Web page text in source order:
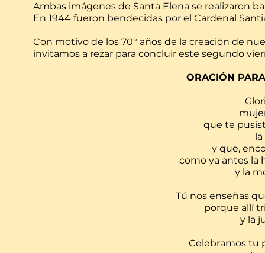
Ambas imágenes de Santa Elena se realizaron
En 1944 fueron bendecidas por el Cardenal
Con motivo de los 70° años de la creación de
invitamos a rezar para concluir este segundo
ORACIÓN
que te
y que,
como ya antes la
y la
Tú nos enseñas
porque allí
y la
Celebramos tu